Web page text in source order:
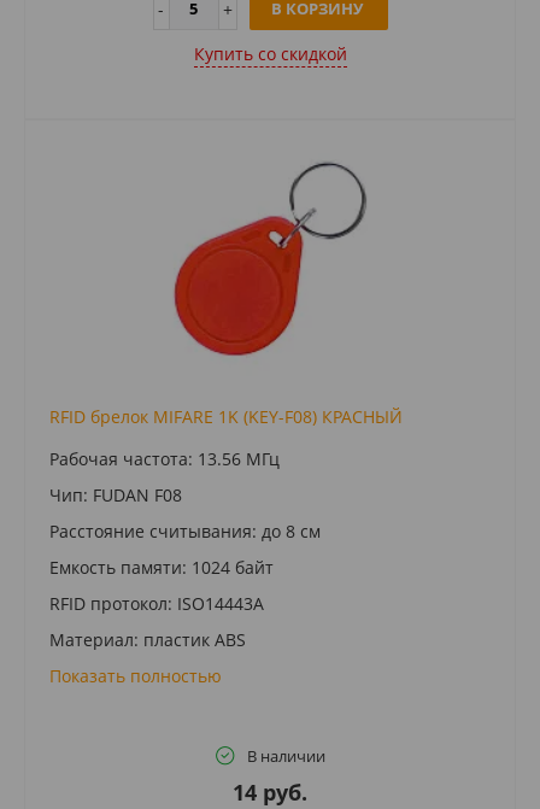
В КОРЗИНУ
Купить cо скидкой
RFID брелок MIFARE 1K (KEY-F08) КРАСНЫЙ
Рабочая частота: 13.56 МГц
Чип: FUDAN F08
Расстояние считывания: до 8 см
Емкость памяти: 1024 байт
RFID протокол: ISO14443A
Материал: пластик ABS
Показать полностью
В наличии
14 руб.